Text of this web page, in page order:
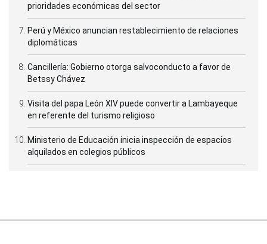
prioridades económicas del sector
Perú y México anuncian restablecimiento de relaciones
diplomáticas
Cancillería: Gobierno otorga salvoconducto a favor de
Betssy Chávez
Visita del papa León XIV puede convertir a Lambayeque
en referente del turismo religioso
Ministerio de Educación inicia inspección de espacios
alquilados en colegios públicos